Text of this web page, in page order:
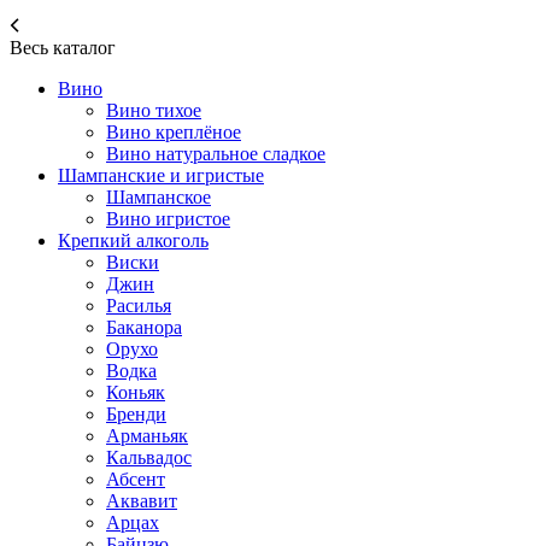
Весь каталог
Вино
Вино тихое
Вино креплёное
Вино натуральное сладкое
Шампанские и игристые
Шампанское
Вино игристое
Крепкий алкоголь
Виски
Джин
Расилья
Баканора
Орухо
Водка
Коньяк
Бренди
Арманьяк
Кальвадос
Абсент
Аквавит
Арцах